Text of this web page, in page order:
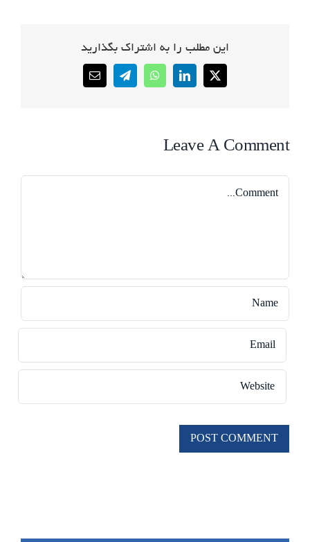
این مطلب را به اشتراک بگذارید
X
LinkedIn
WhatsApp
Telegram
Email
Leave A Comment
Comment